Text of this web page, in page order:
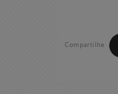
Compartilhe